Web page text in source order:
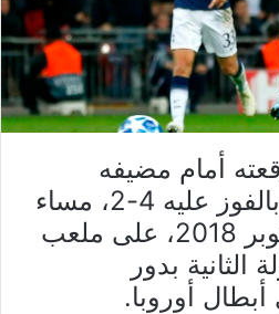
أمام مضيفه
الإنجليزي توتنهام، بالفوز عليه 4-2، مساء
اليوم الأربعاء 3 أكتوبر 2018، على ملعب
الثانية بدور
أوروبا.